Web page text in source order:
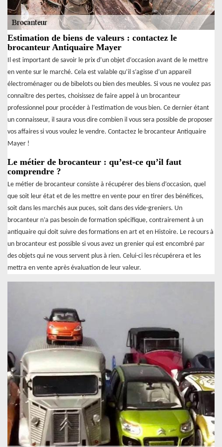
Estimation de biens de valeurs : contactez le
brocanteur Antiquaire Mayer
Il est important de savoir le prix d’un objet d’occasion avant de le mettre
en vente sur le marché. Cela est valable qu’il s’agisse d’un appareil
électroménager ou de bibelots ou bien des meubles. Si vous ne voulez pas
connaître des pertes, choisissez de faire appel à un brocanteur
professionnel pour procéder à l’estimation de vous bien. Ce dernier étant
un connaisseur, il saura vous dire combien il vous sera possible de proposer
vos affaires si vous voulez le vendre. Contactez le brocanteur Antiquaire
Mayer !
Le métier de brocanteur : qu’est-ce qu’il faut
comprendre ?
Le métier de brocanteur consiste à récupérer des biens d’occasion, quel
que soit leur état et de les mettre en vente pour en tirer des bénéfices,
soit dans les marchés aux puces, soit dans des vide-greniers. Un
brocanteur n’a pas besoin de formation spécifique, contrairement à un
antiquaire qui doit suivre des formations en art et en Histoire. Le recours à
un brocanteur est possible si vous avez un grenier qui est encombré par
des objets qui ne vous servent plus à rien. Celui-ci les récupérera et les
mettra en vente après évaluation de leur valeur.